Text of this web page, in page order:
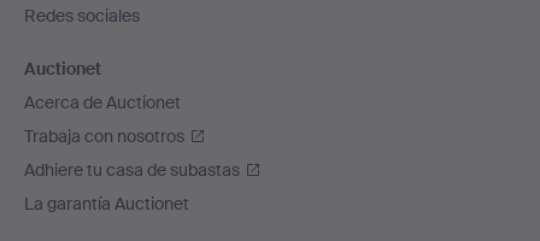
Redes sociales
Auctionet
Acerca de Auctionet
Trabaja con nosotros
Adhiere tu casa de subastas
La garantía Auctionet